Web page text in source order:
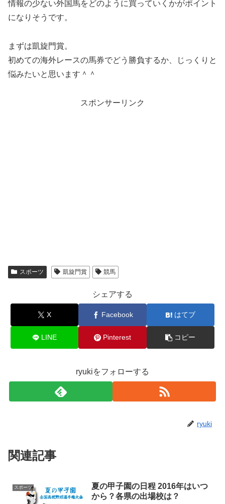
情報の少ない外国馬をどのように買っていくかがポイント
になりそうです。
まずは凱旋門賞。
初めての海外レースの馬券でどう勝負するか、じっくりと
悩みたいと思います＾＾
スポンサーリンク
スポーツ 凱旋門賞 競馬
シェアする
X Facebook はてブ
LINE Pinterest コピー
ryukiをフォローする
ryuki
関連記事
スポーツ
夏の甲子園の日程 2016年はいつ
から？各県の出場校は？